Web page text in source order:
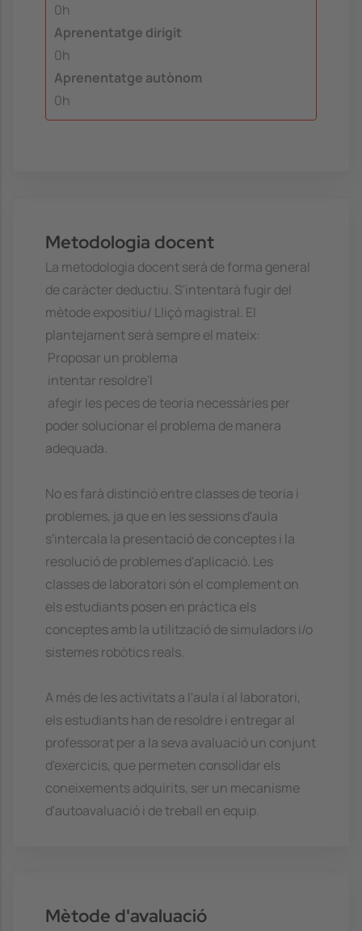
0h
Aprenentatge dirigit
0h
Aprenentatge autònom
0h
Metodologia docent
La metodologia docent serà de forma general
de caràcter deductiu. S'intentarà fugir del
mètode expositiu/ Lliçó magistral. El
plantejament serà sempre el mateix:
 Proposar un problema
 intentar resoldre'l
 afegir les peces de teoria necessàries per
poder solucionar el problema de manera
adequada.
No es farà distinció entre classes de teoria i
problemes, ja que en les sessions d'aula
s'intercala la presentació de conceptes i la
resolució de problemes d'aplicació. Les
classes de laboratori són el complement on
els estudiants posen en pràctica els
conceptes amb la utilització de simuladors i/o
sistemes robòtics reals.
A més de les activitats a l'aula i al laboratori,
els estudiants han de resoldre i entregar al
professorat per a la seva avaluació un conjunt
d'exercicis, que permeten consolidar els
coneixements adquirits, ser un mecanisme
d'autoavaluació i de treball en equip.
Mètode d'avaluació